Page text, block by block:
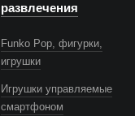
развлечения
Funko Pop, фигурки,
игрушки
Игрушки управляемые
смартфоном